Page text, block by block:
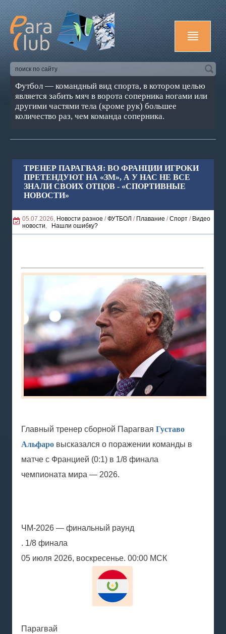
Футбол — командный вид спорта, в котором целью
является забить мяч в ворота соперника ногами или
другими частями тела (кроме рук) большее
количество раз, чем команда соперника.
ТРЕНЕР ПАРАГВАЯ: ВО ФРАНЦИИ ИГРОКИ
ПРЕТЕНДУЮТ НА «ЗМ», А У НАС НЕ ВСЕ
ЗНАЛИ СВОИХ ОТЦОВ - «СПОРТИВНЫЕ
НОВОСТИ»
05.07.2026, Новости разное /ФУТБОЛ / Плавание /Спорт / Видео
новости, Нашли ошибку?
Главный тренер сборной Парагвая Густаво
Альфаро высказался о поражении команды в
матче с Францией (0:1) в 1/8 финала
чемпионата мира — 2026.
ЧМ-2026 — финальный раунд
. 1/8 финала
05 июля 2026, воскресенье. 00:00 МСК
Парагвай